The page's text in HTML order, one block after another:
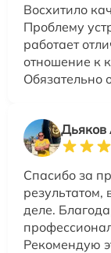
Восхитило
Проблему
работает
отношение к
Обязательно
Дьяков
Спасибо за
результатом,
деле.
Рекомендую